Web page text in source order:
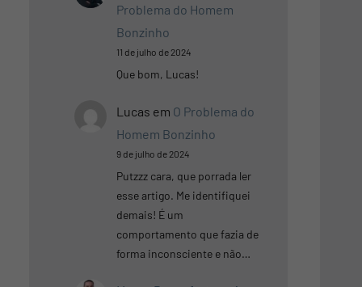
Problema do Homem
Bonzinho
11 de julho de 2024
Que bom, Lucas!
Lucas em O Problema do
Homem Bonzinho
9 de julho de 2024
Putzzz cara, que porrada ler
esse artigo. Me identifiquei
demais! É um
comportamento que fazia de
forma inconsciente e não…